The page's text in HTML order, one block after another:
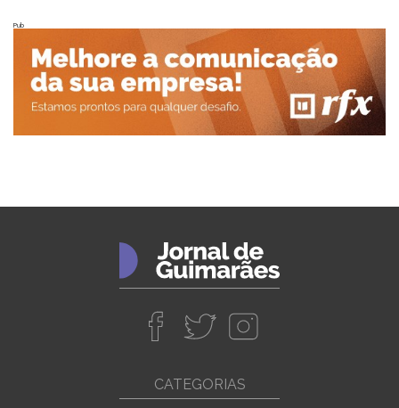
Pub
CATEGORIAS